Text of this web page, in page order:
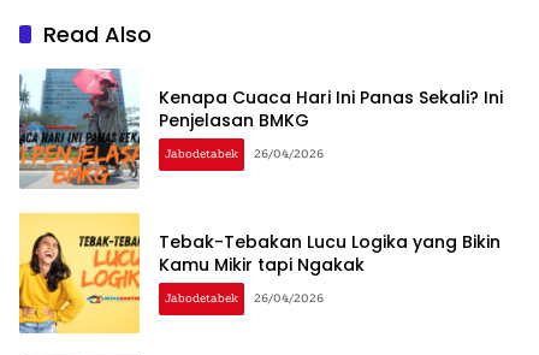
Read Also
Kenapa Cuaca Hari Ini Panas Sekali? Ini
Penjelasan BMKG
Jabodetabek 26/04/2026
Tebak-Tebakan Lucu Logika yang Bikin
Kamu Mikir tapi Ngakak
Jabodetabek 26/04/2026